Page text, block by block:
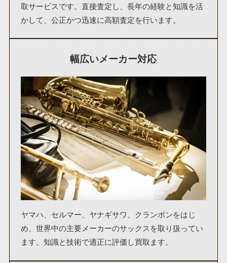
取サービスです。直接査定し、長年の経験と知識を活
かして、公正かつ迅速に高額査定を行います。
幅広いメーカー対応
ヤマハ、セルマー、ヤナギサワ、クランポンをはじ
め、世界中の主要メーカーのサックスを取り扱ってい
ます。知識と技術で適正に評価し買取ます。